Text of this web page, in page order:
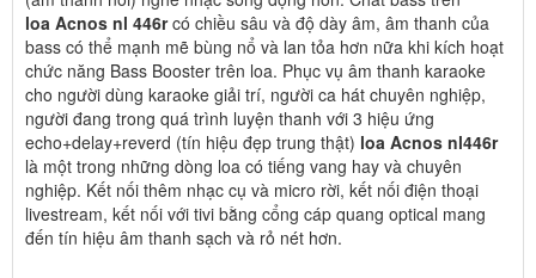
loa Acnos nl 446rcó chiều sâu và độ dày âm, âm thanh của
bass có thể mạnh mẽ bùng nổ và lan tỏa hơn nữa khi kích hoạt
chức năng Bass Booster trên loa. Phục vụ âm thanh karaoke
cho người dùng karaoke giải trí, người ca hát chuyên nghiệp,
người đang trong quá trình luyện thanh với 3 hiệu ứng
echo+delay+reverd (tín hiệu đẹp trung thật) loa Acnos nl446r
là một trong những dòng loa có tiếng vang hay và chuyên
nghiệp. Kết nối thêm nhạc cụ và micro rời, kết nối điện thoại
livestream, kết nối với tivi bằng cổng cáp quang optical mang
đến tín hiệu âm thanh sạch và rỏ nét hơn.